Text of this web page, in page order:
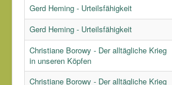
Gerd Heming - Urteilsfähigkeit
Gerd Heming - Urteilsfähigkeit
Christiane Borowy - Der alltägliche Krieg
in unseren Köpfen
Christiane Borowy - Der alltägliche Krieg